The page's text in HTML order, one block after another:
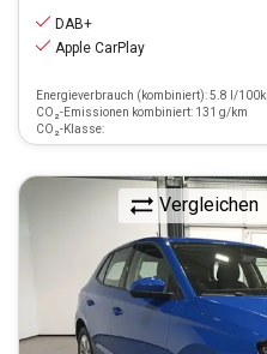
DAB+
Apple CarPlay
Energieverbrauch (kombiniert): 5.8 l/
CO₂-Emissionen kombiniert: 131 g/km
CO₂-Klasse:
Vergleichen